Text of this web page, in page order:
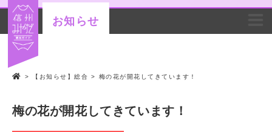
お知らせ
> 【お知らせ】総合 > 梅の花が開花してきています！
梅の花が開花してきています！